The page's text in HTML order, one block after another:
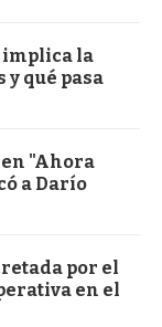
implica la
qué pasa
"Ahora
a Darío
por el
en el